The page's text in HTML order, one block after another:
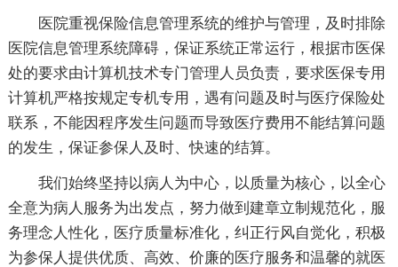
医院重视保险信息管理系统的维护与管理，及时排除
医院信息管理系统障碍，保证系统正常运行，根据市医保
处的要求由计算机技术专门管理人员负责，要求医保专用
计算机严格按规定专机专用，遇有问题及时与医疗保险处
联系，不能因程序发生问题而导致医疗费用不能结算问题
的发生，保证参保人及时、快速的结算。
我们始终坚持以病人为中心，以质量为核心，以全心
全意为病人服务为出发点，努力做到建章立制规范化，服
务理念人性化，医疗质量标准化，纠正行风自觉化，积极
为参保人提供优质、高效、价廉的医疗服务和温馨的就医